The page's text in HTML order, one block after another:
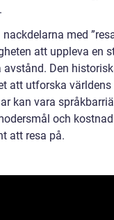
nackdelarna med
att uppleva en
avstånd. Den
att utforska
kan vara
och
att resa på.